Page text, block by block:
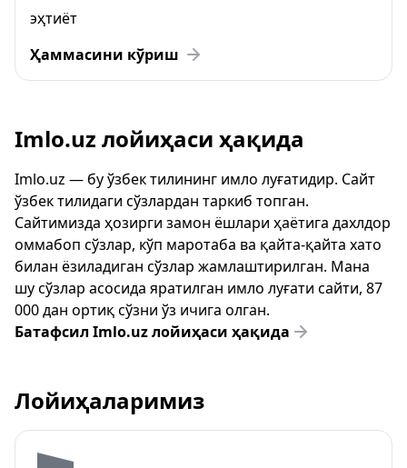
эҳтиёт
Ҳаммасини кўриш
Imlo.uz лойиҳаси ҳақида
Imlo.uz — бу ўзбек тилининг имло луғатидир. Сайт
ўзбек тилидаги сўзлардан таркиб топган.
Сайтимизда ҳозирги замон ёшлари ҳаётига дахлдор
оммабоп сўзлар, кўп маротаба ва қайта-қайта хато
билан ёзиладиган сўзлар жамлаштирилган. Мана
шу сўзлар асосида яратилган имло луғати сайти, 87
000 дан ортиқ сўзни ўз ичига олган.
Батафсил Imlo.uz лойиҳаси ҳақида
Лойиҳаларимиз